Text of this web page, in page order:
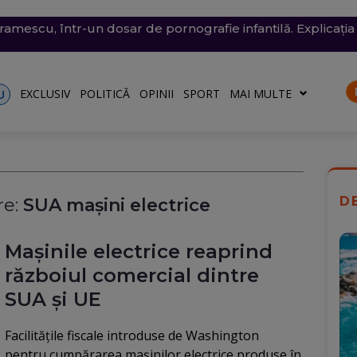
de energie, fără efect: Miercuri, la momentul
exploziv a perturbat traficul pe aeroportul Leipzig, un
către Ucraina. Rusia, principalul suspect
într-un dosar de pornografie infantilă.
în dreptul unei plaje din Mamaia (Video). Aparatul
lui Nicușor Dan, și-a publicat declarațiile de avere
EXCLUSIV POLITICĂ OPINII SPORT MAI MULTE
SUA mașini electrice
Mașinile electrice reaprind
războiul comercial dintre
SUA și UE
Facilitățile fiscale introduse de Washington